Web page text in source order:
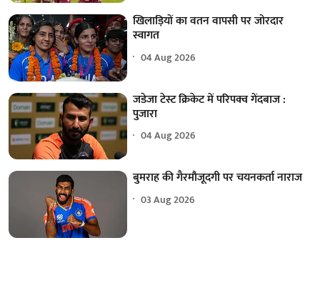
खिलाड़ियों का वतन वापसी पर जोरदार
स्वागत
04 Aug 2026
जडेजा टेस्ट क्रिकेट में परिपक्व गेंदबाज :
पुजारा
04 Aug 2026
बुमराह की गैरमौजूदगी पर चयनकर्ता नाराज
03 Aug 2026